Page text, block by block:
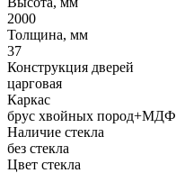
2000
Толщина, мм
37
Конструкция дверей
царговая
Каркас
брус хвойных пород+МДФ
Наличие стекла
без стекла
Цвет стекла